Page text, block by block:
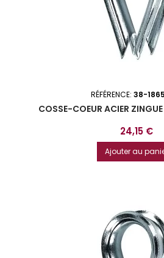
RÉFÉRENCE: 38-
COSSE-COEUR ACIER
Prix
24,15 €
Ajouter au